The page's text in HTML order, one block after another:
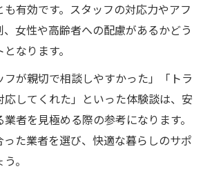
有効です。スタッフの対応力やアフ
女性や高齢者への配慮があるかどう
なります。
が親切で相談しやすかった」「トラ
応してくれた」といった体験談は、安
者を見極める際の参考になります。
った業者を選び、快適な暮らしのサポ
。